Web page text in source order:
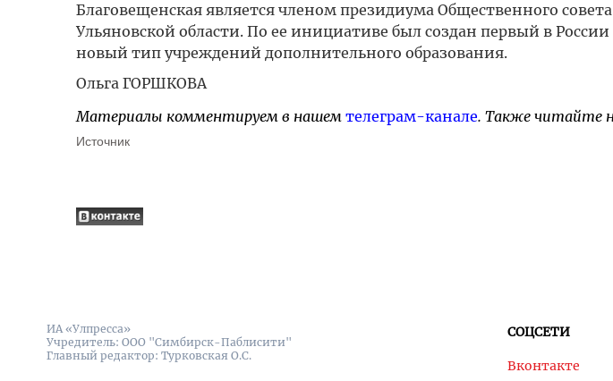
Благовещенская является членом президиума Общественного
Ульяновской области. По ее инициативе был создан первый в
новый тип учреждений дополнительного образования.
Ольга ГОРШКОВА
Материалы комментируем в нашем телеграм-канале. Также читайте
Источник
ИА «Улпресса»
Учредитель: ООО "Симбирск-Паблисити"
Главный редактор: Турковская О.С.
СОЦСЕТИ
Вконтакте